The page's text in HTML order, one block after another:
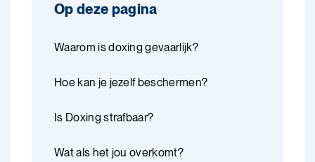
Op deze pagina
Waarom is doxing gevaarlijk?
Hoe kan je jezelf beschermen?
Is Doxing strafbaar?
Wat als het jou overkomt?